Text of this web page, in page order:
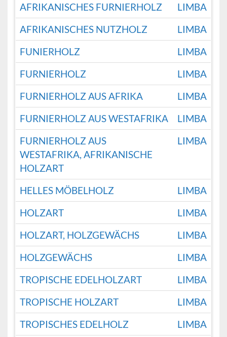
AFRIKANISCHES FURNIERHOLZ
LIMBA
AFRIKANISCHES NUTZHOLZ
LIMBA
FUNIERHOLZ
LIMBA
FURNIERHOLZ
LIMBA
FURNIERHOLZ AUS AFRIKA
LIMBA
FURNIERHOLZ AUS WESTAFRIKA
LIMBA
FURNIERHOLZ AUS
WESTAFRIKA, AFRIKANISCHE
HOLZART
LIMBA
HELLES MÖBELHOLZ
LIMBA
HOLZART
LIMBA
HOLZART, HOLZGEWÄCHS
LIMBA
HOLZGEWÄCHS
LIMBA
TROPISCHE EDELHOLZART
LIMBA
TROPISCHE HOLZART
LIMBA
TROPISCHES EDELHOLZ
LIMBA